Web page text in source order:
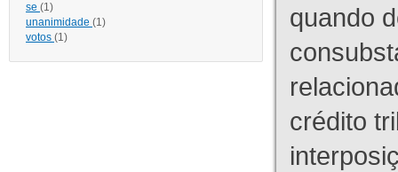
se (1)
unanimidade (1)
votos (1)
quando
crédito